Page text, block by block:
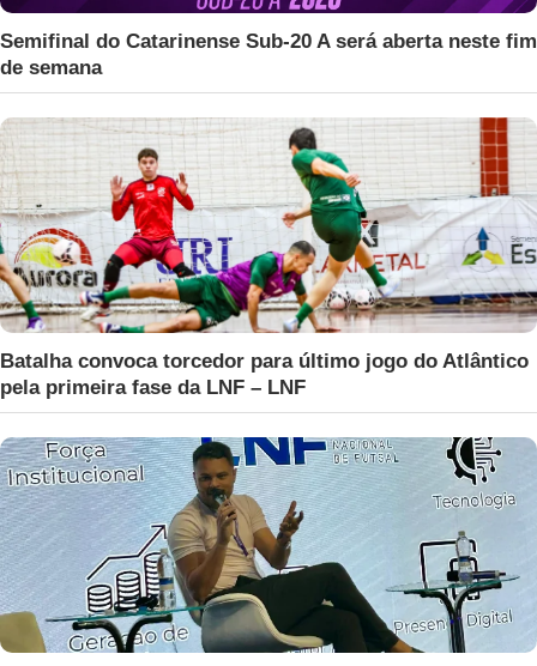
Semifinal do Catarinense Sub-20 A será aberta neste fim
de semana
Batalha convoca torcedor para último jogo do Atlântico
pela primeira fase da LNF – LNF